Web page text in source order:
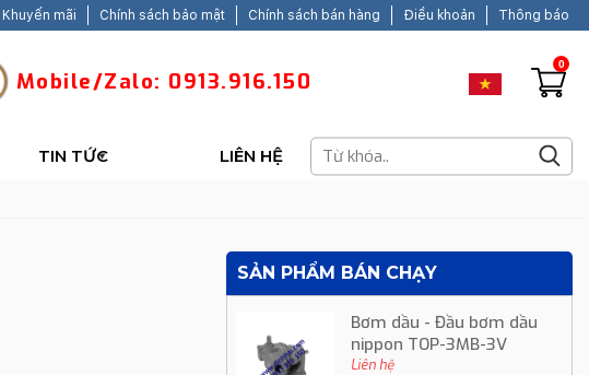
Khuyến mãi Chính sách bảo mật Chính sách bán hàng Điều khoản Thông báo
Mobile/Zalo: 0913.916.150
0
TIN TỨC LIÊN HỆ
SẢN PHẨM BÁN CHẠY
Bơm dầu - Đầu bơm dầu
nippon TOP-3MB-3V
Liên hệ